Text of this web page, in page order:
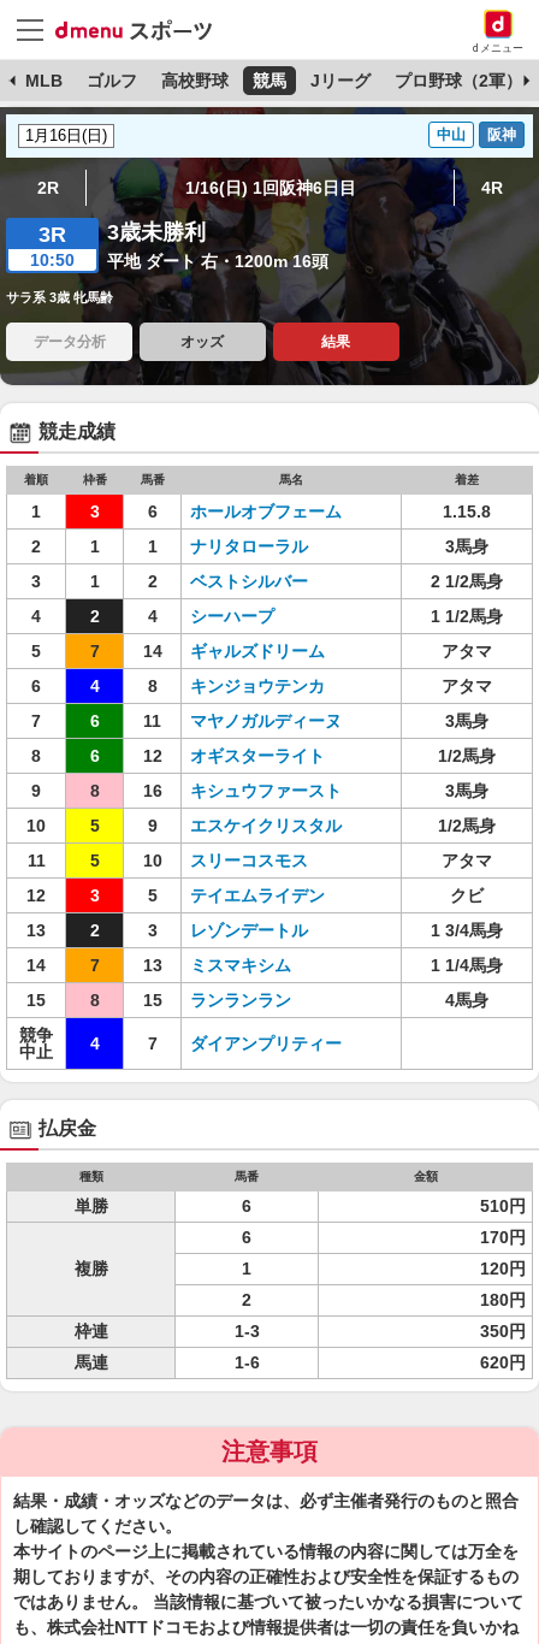
dメニュー
MLB ゴルフ 高校野球 競馬 Jリーグ プロ野球（2軍）
中山 阪神
2R 1/16(日) 1回阪神6日目 4R
3R
10:50
3歳未勝利
平地 ダート 右・1200m 16頭
サラ系 3歳 牝馬齢
データ分析 オッズ 結果
競走成績
着順 枠番 馬番 馬名 着差
1 3 6 ホールオブフェーム
1.15.8
2
1 1 ナリタローラル
3馬身
3
1 2 ベストシルバー
2 1/2馬身
4
2 4 シーハープ
1 1/2馬身
5
7 14 ギャルズドリーム
アタマ
6
4 8 キンジョウテンカ
アタマ
7
6 11 マヤノガルディーヌ
3馬身
8
6 12 オギスターライト
1/2馬身
9
8 16 キシュウファースト
3馬身
10
5 9 エスケイクリスタル
1/2馬身
11
5 10 スリーコスモス
アタマ
12
3 5 テイエムライデン
クビ
13
2 3 レゾンデートル
1 3/4馬身
14
7 13 ミスマキシム
1 1/4馬身
15
8 15 ランランラン
4馬身
競争
中止
4 7 ダイアンプリティー
払戻金
種類 馬番 金額
単勝 6 510円
複勝
6
170円
1
120円
2
180円
枠連
1-3
350円
馬連
1-6 620円
注意事項
結果・成績・オッズなどのデータは、必ず主催者発行のものと照合
し確認してください。
本サイトのページ上に掲載されている情報の内容に関しては万全を
期しておりますが、その内容の正確性および安全性を保証するもの
ではありません。 当該情報に基づいて被ったいかなる損害について
も、株式会社NTTドコモおよび情報提供者は一切の責任を負いかね